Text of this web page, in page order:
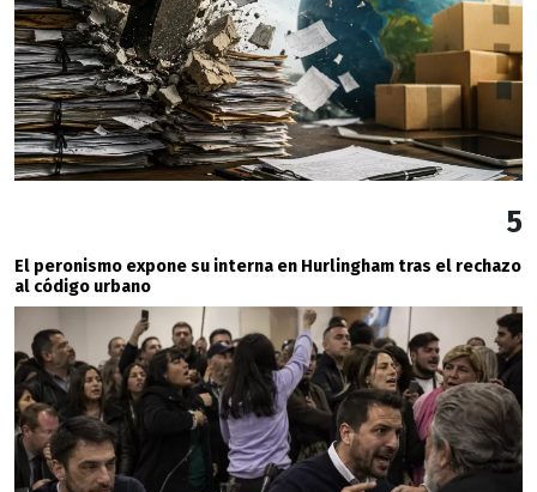
5
El peronismo expone su interna en Hurlingham tras el rechazo
al código urbano